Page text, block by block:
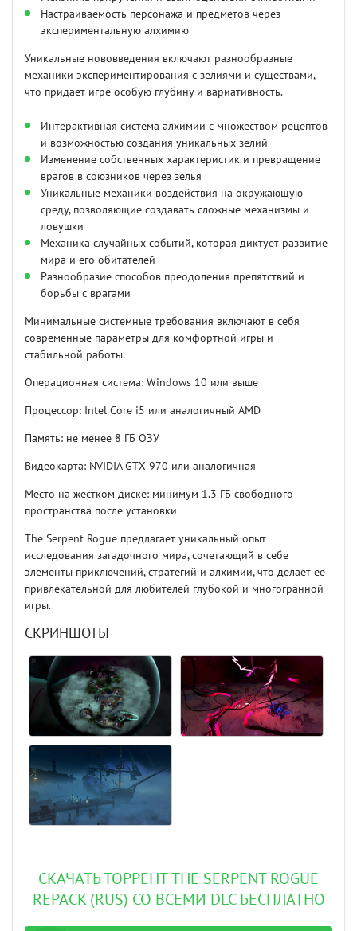
Настраиваемость персонажа и предметов через
экспериментальную алхимию
Уникальные нововведения включают разнообразные
механики экспериментирования с зелиями и существами,
что придает игре особую глубину и вариативность.
Интерактивная система алхимии с множеством рецептов
и возможностью создания уникальных зелий
Изменение собственных характеристик и превращение
врагов в союзников через зелья
Уникальные механики воздействия на окружающую
среду, позволяющие создавать сложные механизмы и
ловушки
Механика случайных событий, которая диктует развитие
мира и его обитателей
Разнообразие способов преодоления препятствий и
борьбы с врагами
Минимальные системные требования включают в себя
современные параметры для комфортной игры и
стабильной работы.
Операционная система: Windows 10 или выше
Процессор: Intel Core i5 или аналогичный AMD
Память: не менее 8 ГБ ОЗУ
Видеокарта: NVIDIA GTX 970 или аналогичная
Место на жестком диске: минимум 1.3 ГБ свободного
пространства после установки
The Serpent Rogue предлагает уникальный опыт
исследования загадочного мира, сочетающий в себе
элементы приключений, стратегий и алхимии, что делает её
привлекательной для любителей глубокой и многогранной
игры.
СКРИНШОТЫ
СКАЧАТЬ ТОРРЕНТ THE SERPENT ROGUE
REPACK (RUS) СО ВСЕМИ DLC БЕСПЛАТНО